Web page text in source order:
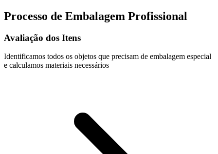
Processo de Embalagem Profissional
Avaliação dos Itens
Identificamos todos os objetos que precisam de embalagem especial
e calculamos materiais necessários